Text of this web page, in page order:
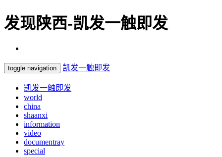
发现陕西-凯发一触即发
toggle navigation 凯发一触即发
凯发一触即发
world
china
shaanxi
information
video
documentray
special